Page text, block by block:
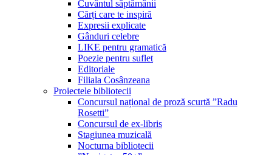
Cuvântul săptămânii
Cărți care te inspiră
Expresii explicate
Gânduri celebre
LIKE pentru gramatică
Poezie pentru suflet
Editoriale
Filiala Cosânzeana
Proiectele bibliotecii
Concursul național de proză scurtă ”Radu
Rosetti”
Concursul de ex-libris
Stagiunea muzicală
Nocturna bibliotecii